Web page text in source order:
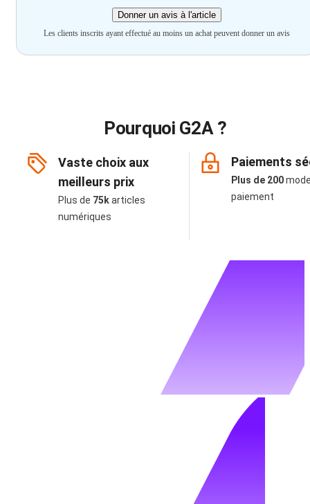
Donner un avis à l'article
Les clients inscrits ayant effectué au moins un achat peuvent donner un avis
Pourquoi G2A ?
Vaste choix aux
meilleurs prix
Plus de 75karticles
numériques
Paiements
Plus de 200
paiement